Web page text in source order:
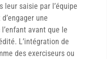
leur saisie par l’équipe
une
avant que le
L’intégration de
des exerciseurs ou